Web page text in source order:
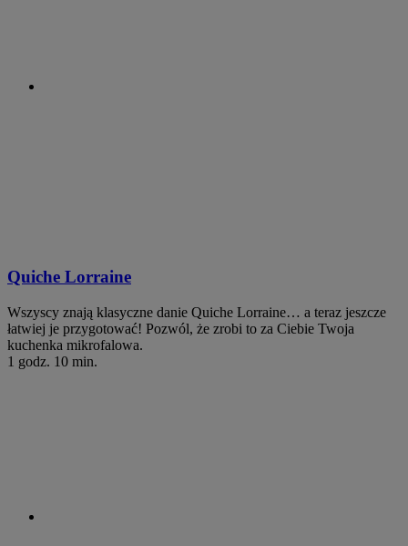
Quiche Lorraine
Wszyscy znają klasyczne danie Quiche Lorraine… a teraz jeszcze
łatwiej je przygotować! Pozwól, że zrobi to za Ciebie Twoja
kuchenka mikrofalowa.
1 godz. 10 min.